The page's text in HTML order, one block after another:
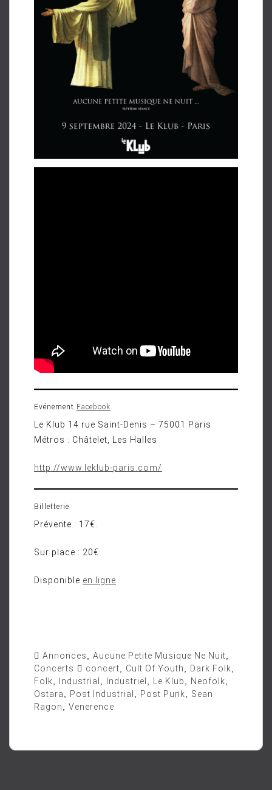
Evénement Facebook
Le Klub 14 rue Saint-Denis – 75001 Paris
Métros : Châtelet, Les Halles
http://www.leklub-paris.com/
Billetterie
Prévente : 17€.
Sur place : 20€
Disponible en ligne
Annonces Aucune Petite Musique Ne Nuit
Concerts
concert Cult Of Youth Dark Folk
Folk
Industrial Industriel Le Klub Neofolk
Ostara
Post Industrial Post Punk
Sean
Ragon
Venerence